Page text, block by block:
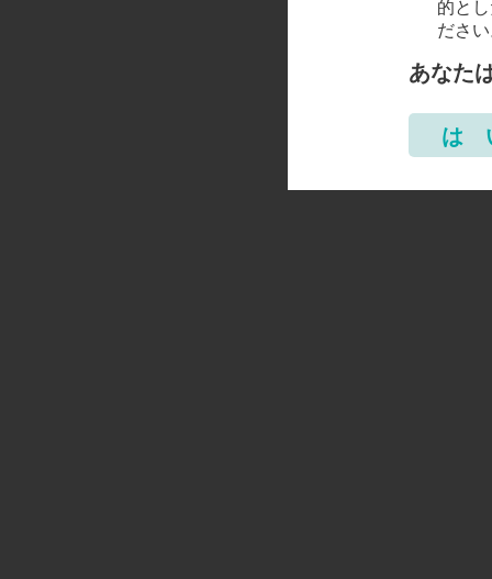
的と
ださ
あなた
は